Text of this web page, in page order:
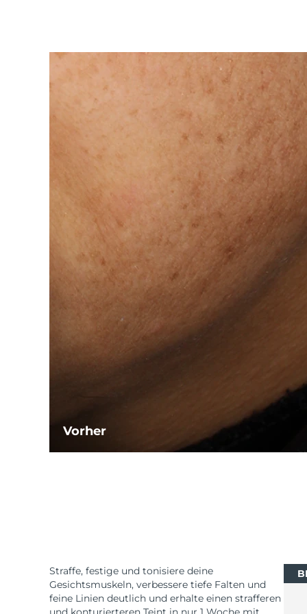
Vorher
Straffe, festige und tonisiere deine
Gesichtsmuskeln, verbessere tiefe Falten und
feine Linien deutlich und erhalte einen strafferen